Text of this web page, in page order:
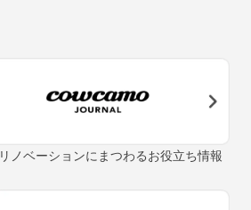
ノベーションにまつわるお役立ち情報